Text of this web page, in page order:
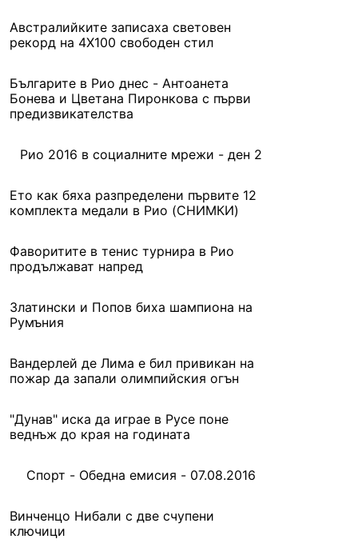
Австралийките записаха световен
рекорд на 4Х100 свободен стил
Българите в Рио днес - Антоанета
Бонева и Цветана Пиронкова с първи
предизвикателства
Рио 2016 в социалните мрежи - ден 2
Ето как бяха разпределени първите 12
комплекта медали в Рио (СНИМКИ)
Фаворитите в тенис турнира в Рио
продължават напред
Златински и Попов биха шампиона на
Румъния
Вандерлей де Лима е бил привикан на
пожар да запали олимпийския огън
"Дунав" иска да играе в Русе поне
веднъж до края на годината
Спорт - Обедна емисия - 07.08.2016
Винченцо Нибали с две счупени
ключици